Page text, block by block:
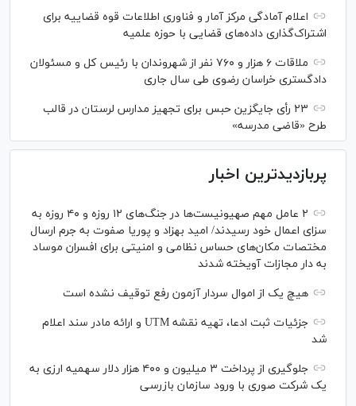
اعلام آمادگی مرکز آمار و فناوری اطلاعات قوه قضاییه برای
اشتراک‌گذاری داده‌های قضایی با حوزه علمیه
ملاقات ۶ هزار و ۷۶۰ نفر از شهروندان با رئیس کل و مسئولان
دادگستری خراسان رضوی طی سال جاری
۲۳ رأی جایگزین حبس برای تجهیز مدارس لرستان در قالب
طرح «قاضی مدرسه»
پربازدیدترین اخبار
۲ عامل مهم صهیونیست‌ها در جنگ‌های ۱۲ روزه و ۴۰ روزه به
سزای اعمال خود رسیدند/ امید بهزاد و پوریا صفوت به جرم ارسال
مختصات مکان‌های حساس نظامی و امنیتی برای افسران موساد
به دار مجازات آویخته شدند
هیچ یک از اموال سردار آزمون رفع توقیف نشده است
جزئیات ثبت ادعا، تهیه نقشه UTM و ارائه مادر سند اعلام
شد
جلوگیری از پرداخت ۳ میلیون و ۴۰۰ هزار دلار سهمیه ارزی به
یک شرکت صوری با ورود سازمان بازرسی